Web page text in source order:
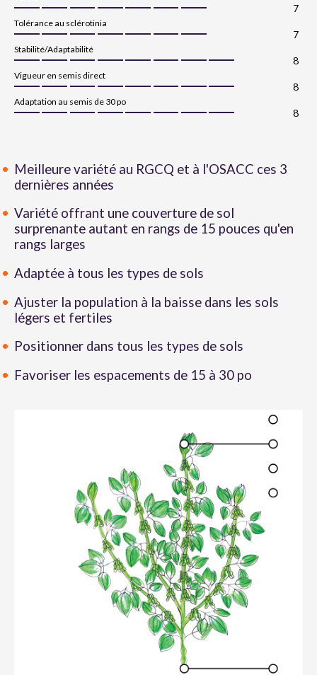
7
Tolérance au sclérotinia
7
Stabilité/Adaptabilité
8
Vigueur en semis direct
8
Adaptation au semis de 30 po
8
Meilleure variété au RGCQ et à l'OSACC ces 3
dernières années
Variété offrant une couverture de sol
surprenante autant en rangs de 15 pouces qu'en
rangs larges
Adaptée à tous les types de sols
Ajuster la population à la baisse dans les sols
légers et fertiles
Positionner dans tous les types de sols
Favoriser les espacements de 15 à 30 po